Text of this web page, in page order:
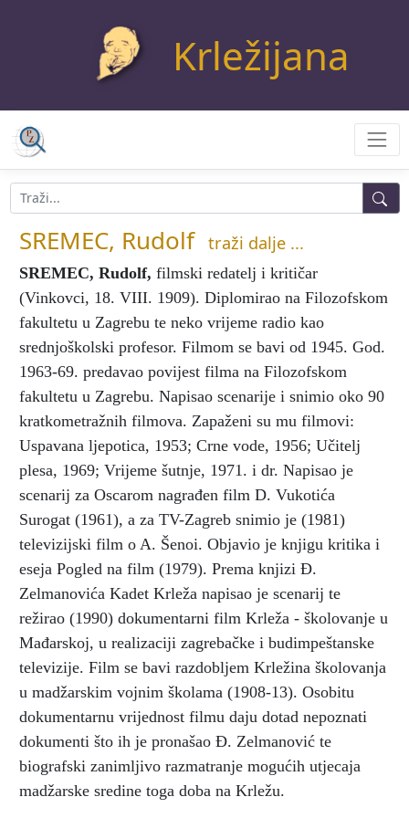
Krležijana
SREMEC, Rudolf traži dalje ...
SREMEC, Rudolf, filmski redatelj i kritičar
(Vinkovci, 18. VIII. 1909). Diplomirao na Filozofskom
fakultetu u Zagrebu te neko vrijeme radio kao
srednjoškolski profesor. Filmom se bavi od 1945. God.
1963-69. predavao povijest filma na Filozofskom
fakultetu u Zagrebu. Napisao scenarije i snimio oko 90
kratkometražnih filmova. Zapaženi su mu filmovi:
Uspavana ljepotica, 1953; Crne vode, 1956; Učitelj
plesa, 1969; Vrijeme šutnje, 1971. i dr. Napisao je
scenarij za Oscarom nagrađen film D. Vukotića
Surogat (1961), a za TV-Zagreb snimio je (1981)
televizijski film o A. Šenoi. Objavio je knjigu kritika i
eseja Pogled na film (1979). Prema knjizi Đ.
Zelmanovića Kadet Krleža napisao je scenarij te
režirao (1990) dokumentarni film Krleža - školovanje u
Mađarskoj, u realizaciji zagrebačke i budimpeštanske
televizije. Film se bavi razdobljem Krležina školovanja
u madžarskim vojnim školama (1908-13). Osobitu
dokumentarnu vrijednost filmu daju dotad nepoznati
dokumenti što ih je pronašao Đ. Zelmanović te
biografski zanimljivo razmatranje mogućih utjecaja
madžarske sredine toga doba na Krležu.